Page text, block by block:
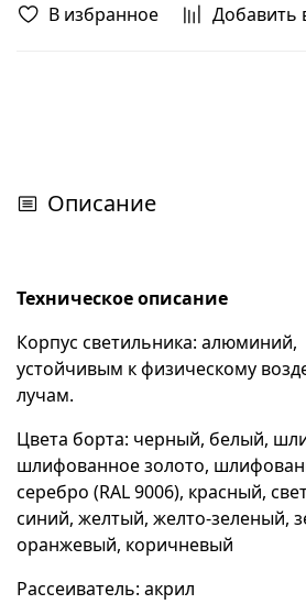
В избранное Добавить
Описание
Техническое описание
Корпус светильника:
устойчивым к физическому
лучам.
Цвета борта: черный, белый,
шлифованное золото,
серебро (RAL 9006), красный,
синий, желтый, желто-зеленый,
оранжевый, коричневый
Рассеиватель: акрил